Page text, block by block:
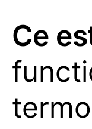
Ce